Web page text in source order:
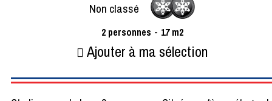
Non classé
2 personnes 17 m2
Ajouter à ma sélection